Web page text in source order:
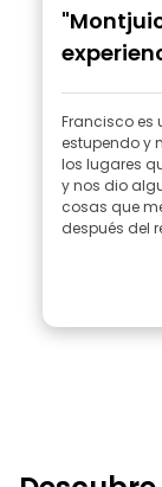
Francisco es
estupendo y
los lugares
y nos dio
cosas que
después del